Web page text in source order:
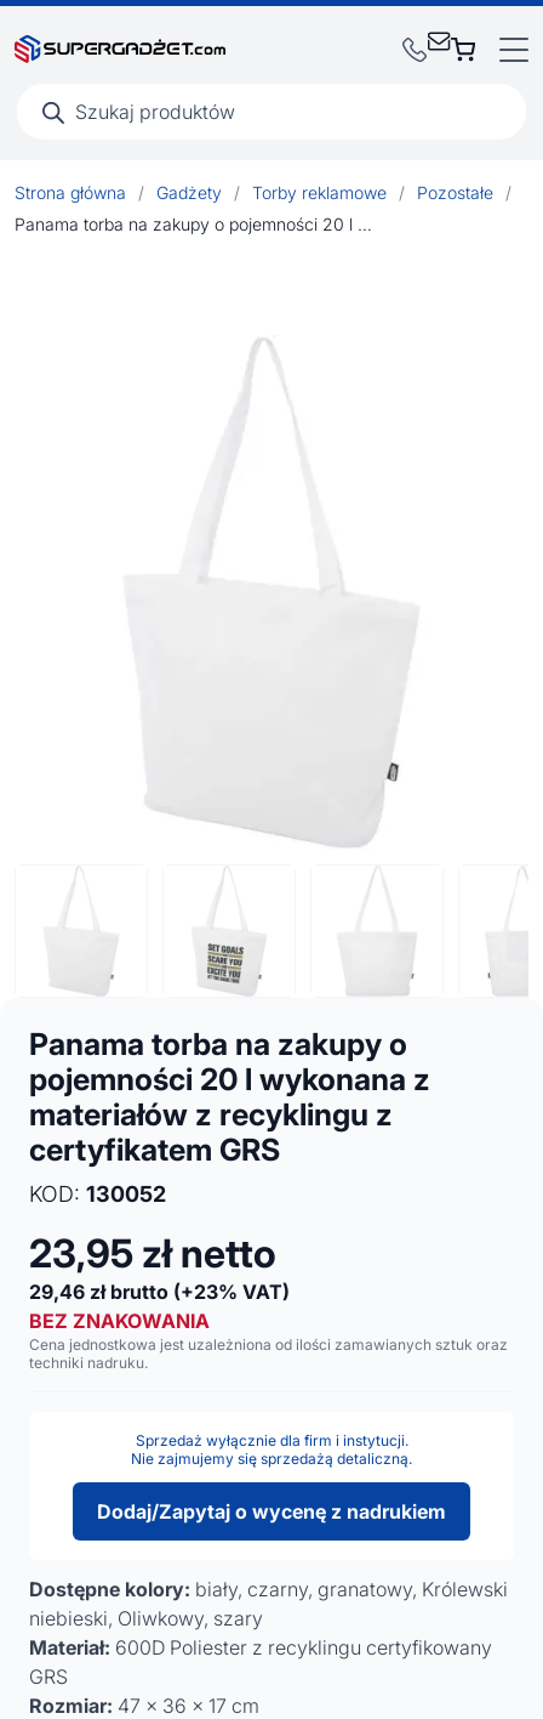
produktów
Strona główna / Gadżety / Torby reklamowe / Pozostałe
/
Panama torba na zakupy o pojemności 20 l wykonana z materiałów z recyklingu z certyfikatem GRS
Panama torba na zakupy o
pojemności 20 l wykonana z
materiałów z recyklingu z
certyfikatem GRS
KOD: 130052
23,95 zł netto
29,46 zł brutto (+23% VAT)
BEZ ZNAKOWANIA
Cena jednostkowa jest uzależniona od ilości zamawianych sztuk oraz
techniki nadruku.
Sprzedaż wyłącznie dla firm i instytucji.
Nie zajmujemy się sprzedażą detaliczną.
Dodaj/Zapytaj o wycenę z nadrukiem
Dostępne kolory: biały, czarny, granatowy, Królewski
niebieski, Oliwkowy, szary
Materiał: 600D Poliester z recyklingu certyfikowany
GRS
Rozmiar: 47 x 36 x 17 cm